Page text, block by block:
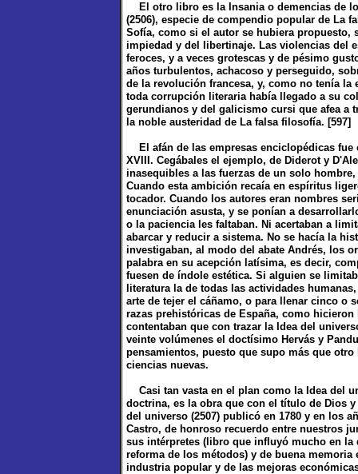
El otro libro es la Insania o demencias de
(2506), especie de compendio popular de La
Sofía, como si el autor se hubiera propuesto,
impiedad y del libertinaje. Las violencias del
feroces, y a veces grotescas y de pésimo
años turbulentos, achacoso y perseguido,
de la revolución francesa, y, como no tenía
toda corrupción literaria había llegado a su
gerundianos y del galicismo cursi que afea a
la noble austeridad de La falsa filosofía. [597]
El afán de las empresas enciclopédicas fue
XVIII. Cegábales el ejemplo, de Diderot y
inasequibles a las fuerzas de un solo
Cuando esta ambición recaía en espíritus
tocador. Cuando los autores eran nombres
enunciación asusta, y se ponían a
o la paciencia les faltaban. Ni acertaban a
abarcar y reducir a sistema. No se hacía la
investigaban, al modo del abate Andrés, los
palabra en su acepción latísima, es decir,
fuesen de índole estética. Si alguien se
literatura la de todas las actividades
arte de tejer el cáñamo, o para llenar cinco o
razas prehistóricas de España, como
contentaban que con trazar la Idea del
veinte volúmenes el doctísimo Hervás y
pensamientos, puesto que supo más que
ciencias nuevas.
Casi tan vasta en el plan como la Idea del
doctrina, es la obra que con el título de Dios
del universo (2507) publicó en 1780 y en los
Castro, de honroso recuerdo entre nuestros
sus intérpretes (libro que influyó mucho en
reforma de los métodos) y de buena
industria popular y de las mejoras